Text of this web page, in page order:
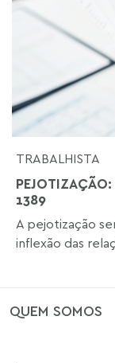
TRABALHISTA
PEJOTIZAÇÃO:
1389
A pejotização
inflexão das
QUEM SOMOS